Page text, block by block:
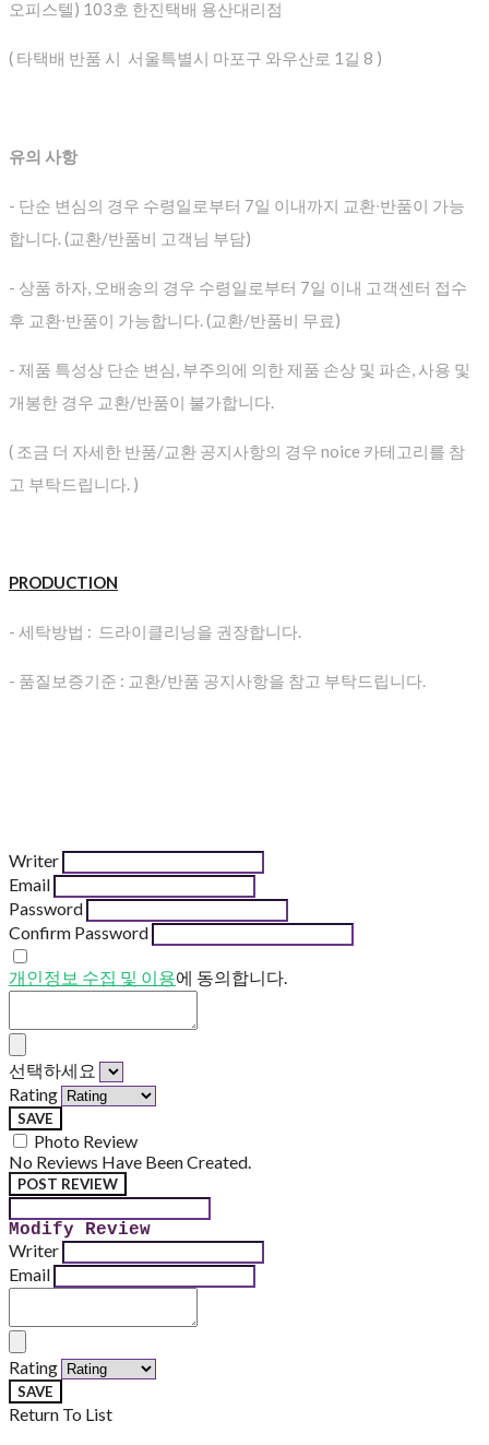
오피스텔) 103호 한진택배 용산대리점
( 타택배 반품 시 서울특별시 마포구 와우산로 1길 8 )
유의 사항
- 단순 변심의 경우 수령일로부터 7일 이내까지 교환∙반품이 가능
합니다. (교환/반품비 고객님 부담)
- 상품 하자, 오배송의 경우 수령일로부터 7일 이내 고객센터 접수
후 교환∙반품이 가능합니다. (교환/반품비 무료)
- 제품 특성상 단순 변심, 부주의에 의한 제품 손상 및 파손, 사용 및
개봉한 경우 교환/반품이 불가합니다.
( 조금 더 자세한 반품/교환 공지사항의 경우 noice 카테고리를 참
고 부탁드립니다. )
PRODUCTION
- 세탁방법 : 드라이클리닝을 권장합니다.
- 품질보증기준 : 교환/반품 공지사항을 참고 부탁드립니다.
Writer
Email
Password
Confirm Password
개인정보 수집 및 이용에 동의합니다.
선택하세요
Rating
SAVE
Photo Review
No Reviews Have Been Created.
POST REVIEW
Modify Review
Writer
Email
Rating
SAVE
Return To List